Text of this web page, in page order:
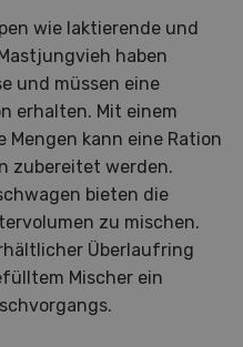
wie laktierende und
haben
und müssen eine
erhalten. Mit einem
kann eine Ration
zubereitet werden.
bieten die
zu mischen.
Überlaufring
Mischer ein